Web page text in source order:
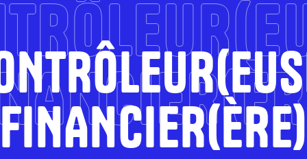
FINANCIER(ÈRE)